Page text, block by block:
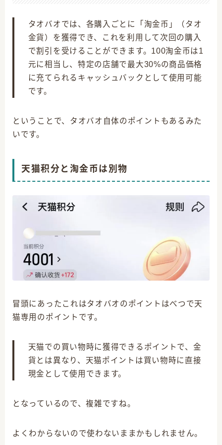
タオバオでは、各購入ごとに「淘金币」（タオ
金貨）を獲得でき、これを利用して次回の購入
で割引を受けることができます。100淘金币は1
元に相当し、特定の店舗で最大30%の商品価格
に充てられるキャッシュバックとして使用可能
です。
ということで、タオバオ自体のポイントもあるみた
いです。
天猫积分と淘金币は別物
冒頭にあったこれはタオバオのポイントはべつで天
猫専用のポイントです。
天猫での買い物時に獲得できるポイントで、金
貨とは異なり、天猫ポイントは買い物時に直接
現金として使用できます。
となっているので、複雑ですね。
よくわからないので使わないままかもしれません。